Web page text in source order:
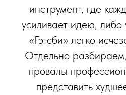
инструмент, где
усиливает идею,
«Гэтсби» легко
Отдельно
провалы
представить